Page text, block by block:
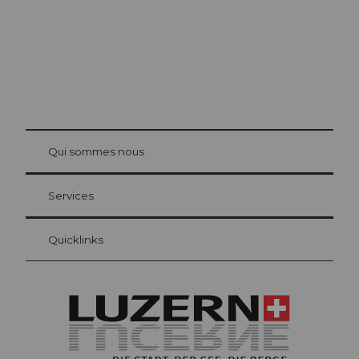
Carte d’hôte Lucerne
Vos avantages en tant qu'hôte pour la nuit
at Bre
Qui sommes nous
Services
Quicklinks